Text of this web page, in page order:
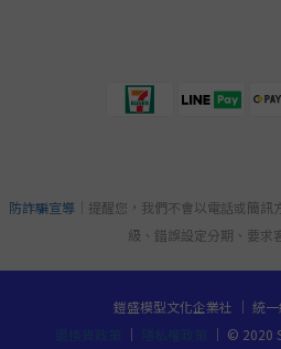
防詐騙宣導 ｜提醒您，我們不會以電話或簡
級、錯誤設定分期、要求
鎧盛模型文化企業社 ｜ 統
｜ ｜ © 2020